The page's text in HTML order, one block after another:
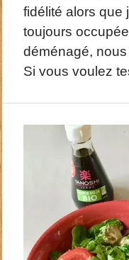
fidélité alors que
toujours
déménagé,
Si vous voulez